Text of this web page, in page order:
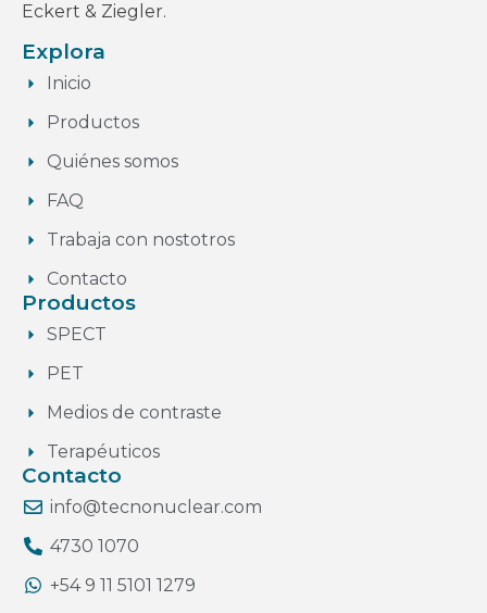
Eckert & Ziegler.
Explora
Inicio
Productos
Quiénes somos
FAQ
Trabaja con nostotros
Contacto
Productos
SPECT
PET
Medios de contraste
Terapéuticos
Contacto
info@tecnonuclear.com
4730 1070
+54 9 11 5101 1279